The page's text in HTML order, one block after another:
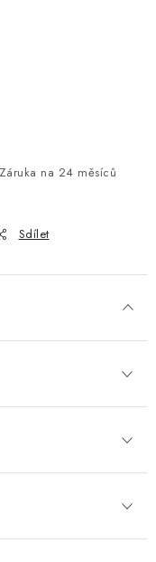
Záruka na 24 měsíců
Sdílet